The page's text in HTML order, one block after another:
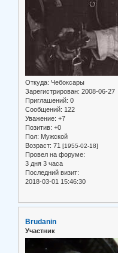
Откуда: Чебоксары
Зарегистрирован: 2008-06-27
Приглашений: 0
Сообщений: 122
Уважение: +7
Позитив: +0
Пол: Мужской
Возраст: 71 [1955-02-18]
Провел на форуме:
3 дня 3 часа
Последний визит:
2018-03-01 15:46:30
Brudanin
Участник